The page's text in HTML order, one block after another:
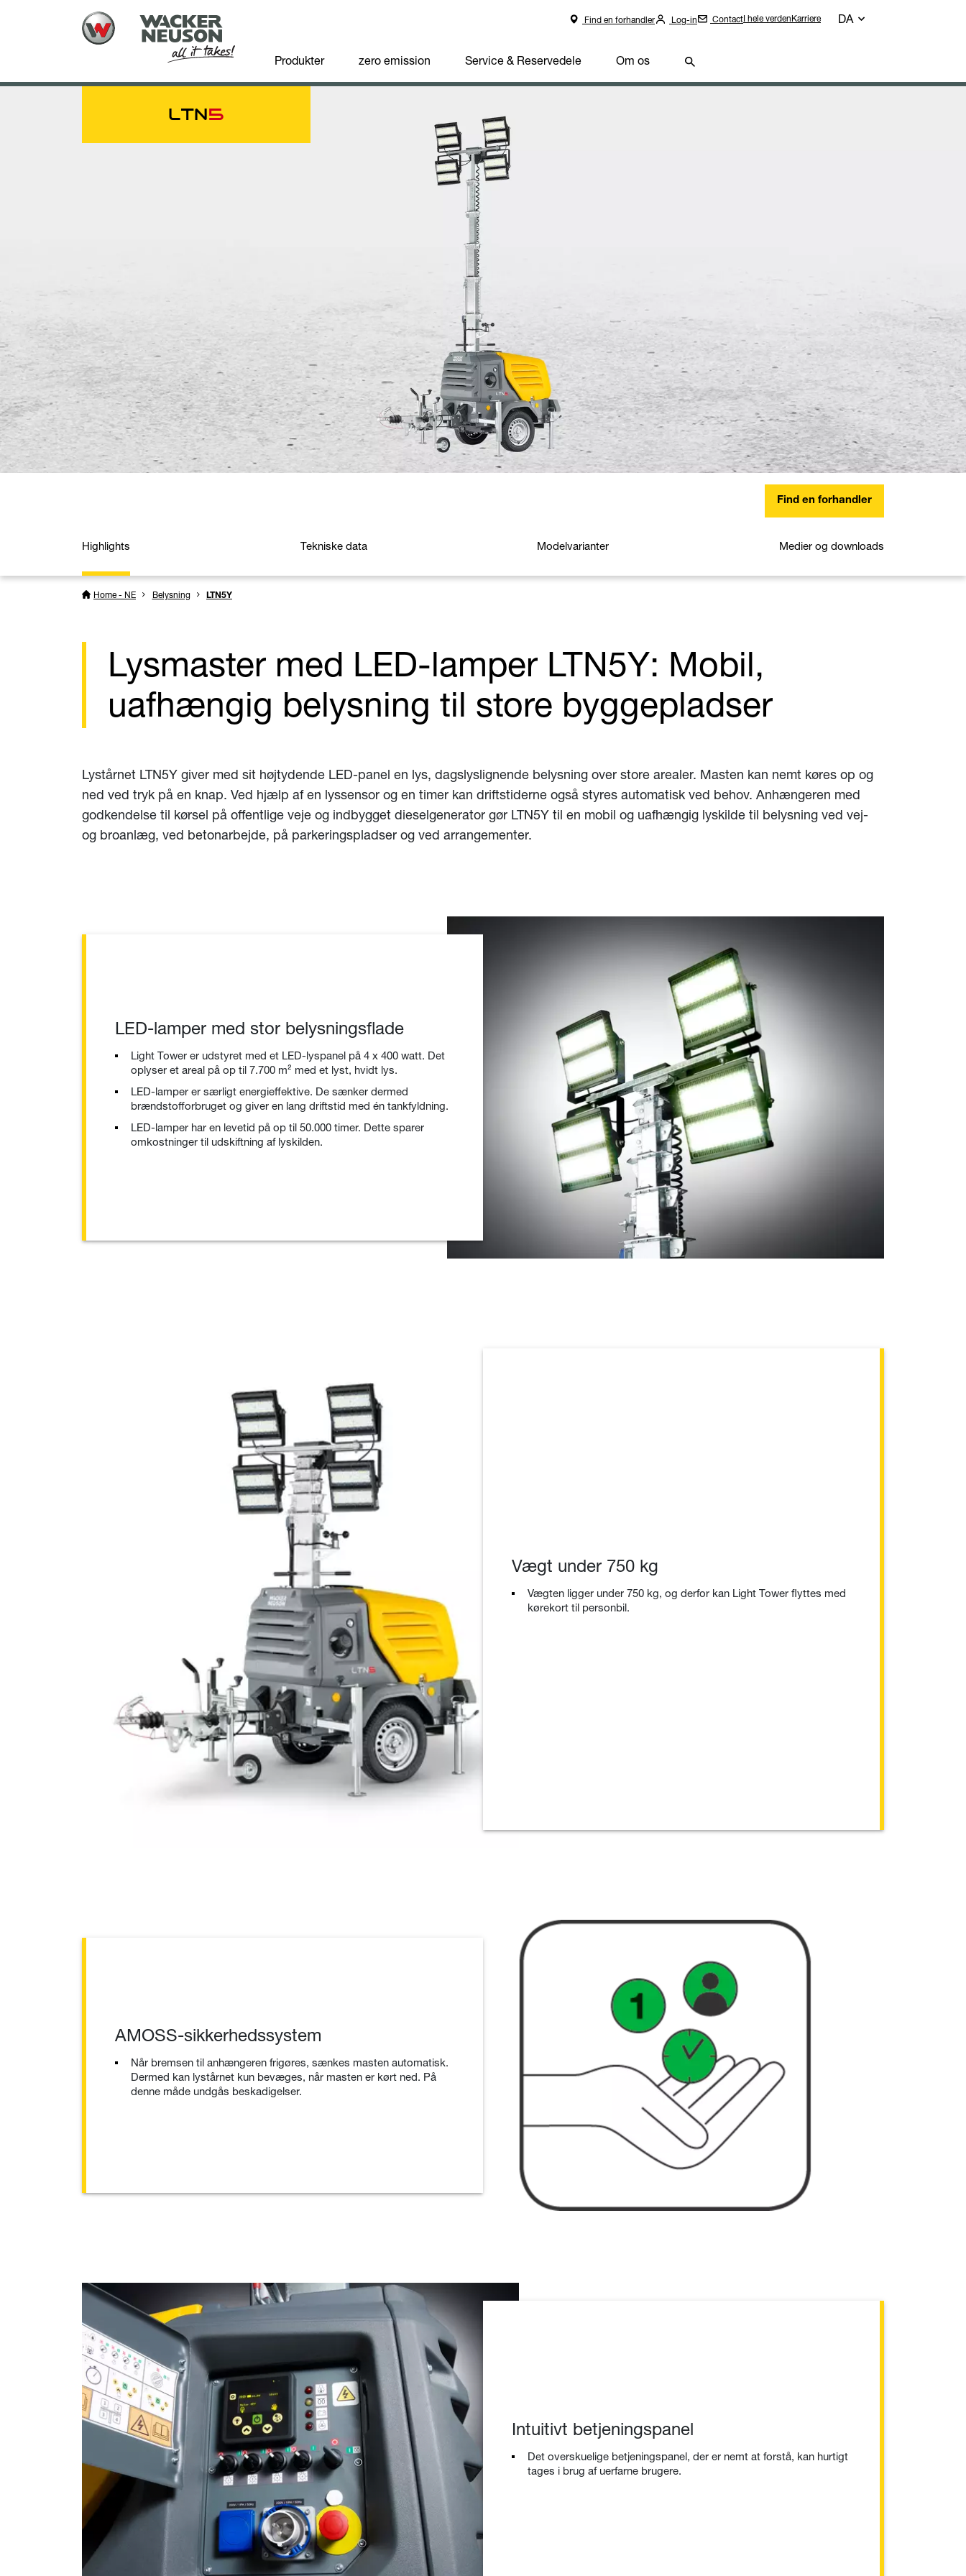
Find en forhandler Log-in ContactI hele verdenKarriere DA
Produkter zero emission Service & Reservedele Om os
LTN5
Find en forhandler
Highlights Tekniske data Modelvarianter Medier og downloads
Home - NE Belysning LTN5Y
Lysmaster med LED-lamper LTN5Y: Mobil,
uafhængig belysning til store byggepladser
Lystårnet LTN5Y giver med sit højtydende LED-panel en lys, dagslyslignende belysning over store arealer. Masten kan nemt køres op og
ned ved tryk på en knap. Ved hjælp af en lyssensor og en timer kan driftstiderne også styres automatisk ved behov. Anhængeren med
godkendelse til kørsel på offentlige veje og indbygget dieselgenerator gør LTN5Y til en mobil og uafhængig lyskilde til belysning ved vej-
og broanlæg, ved betonarbejde, på parkeringspladser og ved arrangementer.
LED-lamper med stor belysningsflade
Light Tower er udstyret med et LED-lyspanel på 4 x 400 watt. Det
oplyser et areal på op til 7.700 m² med et lyst, hvidt lys.
LED-lamper er særligt energieffektive. De sænker dermed
brændstofforbruget og giver en lang driftstid med én tankfyldning.
LED-lamper har en levetid på op til 50.000 timer. Dette sparer
omkostninger til udskiftning af lyskilden.
Vægt under 750 kg
Vægten ligger under 750 kg, og derfor kan Light Tower flyttes med
kørekort til personbil.
AMOSS-sikkerhedssystem
Når bremsen til anhængeren frigøres, sænkes masten automatisk.
Dermed kan lystårnet kun bevæges, når masten er kørt ned. På
denne måde undgås beskadigelser.
Intuitivt betjeningspanel
Det overskuelige betjeningspanel, der er nemt at forstå, kan hurtigt
tages i brug af uerfarne brugere.